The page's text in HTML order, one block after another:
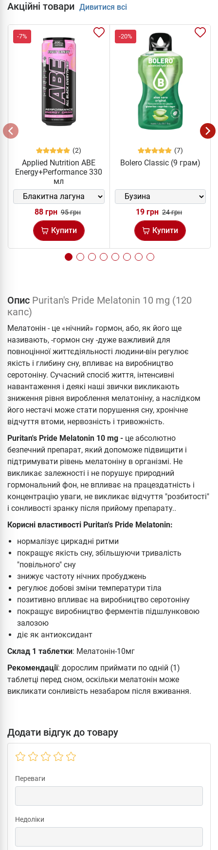
Акційні товари Дивитися всі
-7%
(2)
Applied Nutrition ABE
Energy+Performance 330
мл
88 грн 95 грн
Купити
-20%
(7)
Bolero Classic (9 грам)
19 грн 24 грн
Купити
Опис Puritan's Pride Melatonin 10 mg (120
капс)
Мелатонін - це «нічний» гормон, або, як його ще
називають, -гормон сну -дуже важливий для
повноцінної життєдіяльності людини-він регулює
якість і глибину сну, впливає на виробництво
серотоніну. Сучасний спосіб життя, інтенсивні
навантаження і деякі наші звички викликають
зниження рівня вироблення мелатоніну, а наслідком
його нестачі може стати порушення сну, хронічне
відчуття втоми, нервозність і тривожність.
Puritan's Pride Melatonin 10 mg - це абсолютно
безпечний препарат, який допоможе підвищити і
підтримувати рівень мелатоніну в організмі. Не
викликає залежності і не порушує природний
гормональний фон, не впливає на працездатність і
концентрацію уваги, не викликає відчуття "розбитості"
і сонливості зранку після прийому препарату..
Корисні властивості Puritan's Pride Melatonin:
нормалізує циркадні ритми
покращує якість сну, збільшуючи тривалість
"повільного" сну
знижує частоту нічних пробуджень
регулює добові зміни температури тіла
позитивно впливає на виробництво серотоніну
покращує виробництво ферментів підшлунковою
залозою
діє як антиоксидант
Склад 1 таблетки: Мелатонін-10мг
Рекомендації: дорослим приймати по одній (1)
таблетці перед сном, оскільки мелатонін може
викликати сонливість незабаром після вживання.
Додати відгук до товару
Переваги
Недоліки